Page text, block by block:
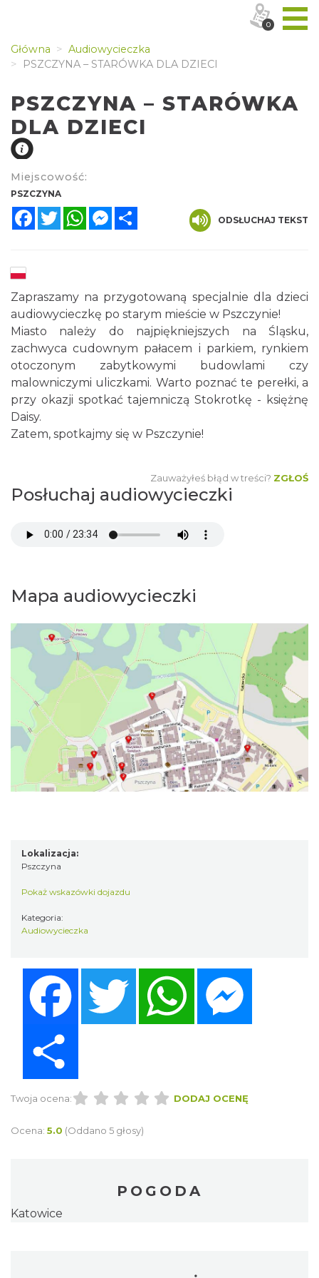
Główna
Audiowycieczka
PSZCZYNA – STARÓWKA DLA DZIECI
PSZCZYNA – STARÓWKA
DLA DZIECI
Miejscowość:
PSZCZYNA
FacebookTwitterWhatsAppMessenger
ODSŁUCHAJ TEKST
Zapraszamy na przygotowaną specjalnie dla dzieci
audiowycieczkę po starym mieście w Pszczynie!
Miasto należy do najpiękniejszych na Śląsku,
zachwyca cudownym pałacem i parkiem, rynkiem
otoczonym zabytkowymi budowlami czy
malowniczymi uliczkami. Warto poznać te perełki, a
przy okazji spotkać tajemniczą Stokrotkę - księżnę
Daisy.
Zatem, spotkajmy się w Pszczynie!
Zauważyłeś błąd w treści? ZGŁOŚ
Posłuchaj audiowycieczki
Mapa audiowycieczki
Lokalizacja:
Pszczyna
Pokaż wskazówki dojazdu
Kategoria:
Audiowycieczka
Twitter WhatsApp
Twoja ocena: DODAJ OCENĘ
Ocena: 5.0 (Oddano 5 głosy)
POGODA
Katowice
0